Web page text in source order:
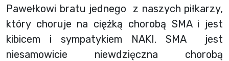
Pawełkowi bratu jednego z naszych piłkarzy,
który choruje na ciężką chorobą SMA i jest
kibicem i sympatykiem NAKI. SMA jest
niesamowicie niewdzięczna chorobą